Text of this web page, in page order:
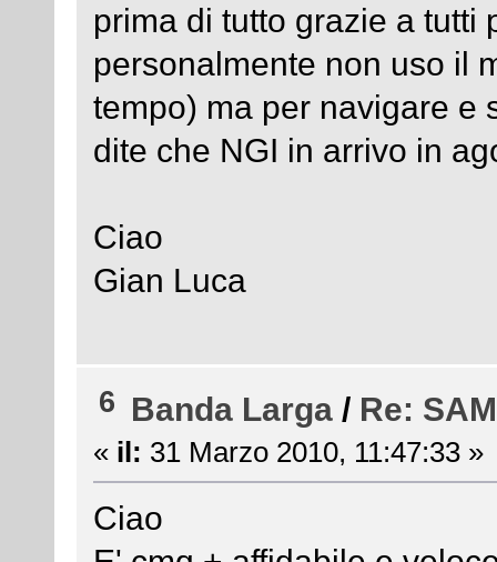
prima di tutto grazie a tutti
personalmente non uso il
tempo) ma per navigare e
dite che NGI in arrivo in
Ciao
Gian Luca
6 Banda Larga / Re:
« il: 31 Marzo 2010, 11:47:33 »
Ciao